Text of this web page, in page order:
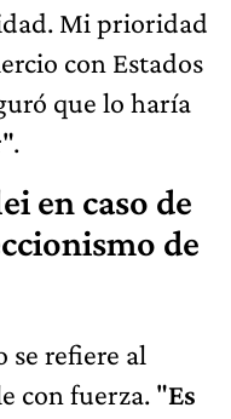
Mi prioridad
con Estados
que lo haría
en caso de
de
se refiere al
con fuerza. "Es